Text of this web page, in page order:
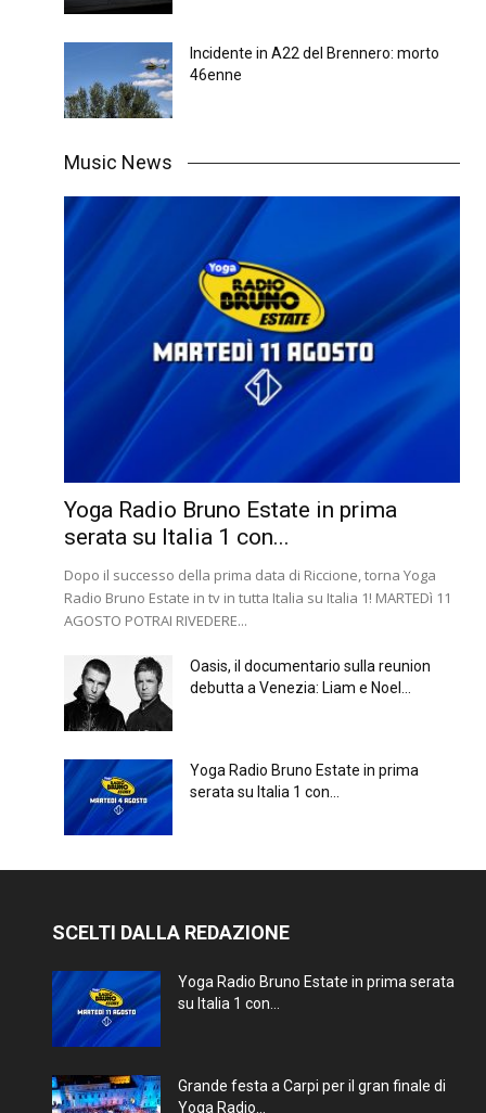
Incidente in A22 del Brennero: morto
46enne
Music News
Yoga Radio Bruno Estate in prima
serata su Italia 1 con...
Dopo il successo della prima data di Riccione, torna Yoga
Radio Bruno Estate in tv in tutta Italia su Italia 1! MARTEDì 11
AGOSTO POTRAI RIVEDERE...
Oasis, il documentario sulla reunion
debutta a Venezia: Liam e Noel...
Yoga Radio Bruno Estate in prima
serata su Italia 1 con...
SCELTI DALLA REDAZIONE
Yoga Radio Bruno Estate in prima serata
su Italia 1 con...
Grande festa a Carpi per il gran finale di
Yoga Radio...